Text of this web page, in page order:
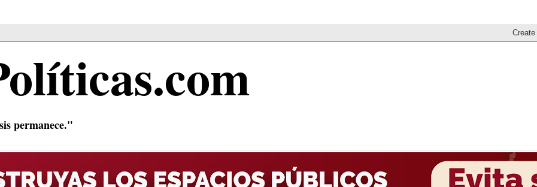
permanece."